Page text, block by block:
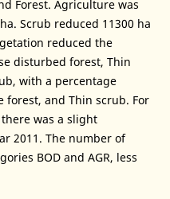
Forest. Agriculture was
Scrub reduced 11300 ha
reduced the
disturbed forest, Thin
with a percentage
forest, and Thin scrub. For
was a slight
2011. The number of
BOD and AGR, less